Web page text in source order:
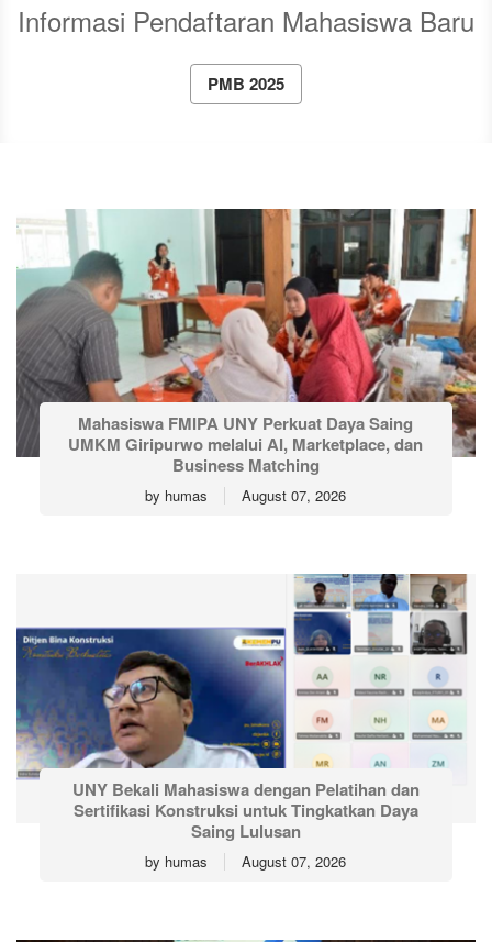
Informasi Pendaftaran Mahasiswa Baru
PMB 2025
Mahasiswa FMIPA UNY Perkuat Daya Saing
UMKM Giripurwo melalui AI, Marketplace, dan
Business Matching
by humas August 07, 2026
UNY Bekali Mahasiswa dengan Pelatihan dan
Sertifikasi Konstruksi untuk Tingkatkan Daya
Saing Lulusan
by humas August 07, 2026